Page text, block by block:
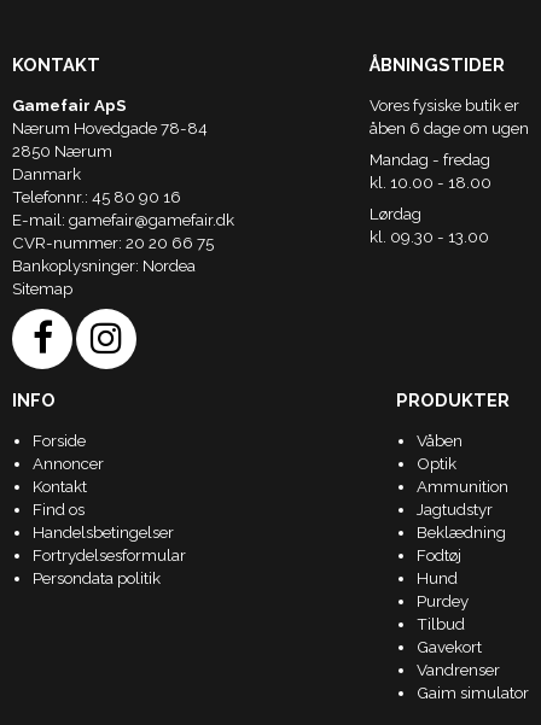
KONTAKT
Gamefair ApS
Nærum Hovedgade 78-84
2850 Nærum
Danmark
Telefonnr.: 45 80 90 16
E-mail: gamefair@gamefair.dk
CVR-nummer: 20 20 66 75
Bankoplysninger: Nordea
Sitemap
ÅBNINGSTIDER
Vores fysiske butik er
åben 6 dage om ugen
Mandag - fredag
kl. 10.00 - 18.00
Lørdag
kl. 09.30 - 13.00
INFO
Forside
Annoncer
Kontakt
Find os
Handelsbetingelser
Fortrydelsesformular
Persondata politik
PRODUKTER
Våben
Optik
Ammunition
Jagtudstyr
Beklædning
Fodtøj
Hund
Purdey
Tilbud
Gavekort
Vandrenser
Gaim simulator